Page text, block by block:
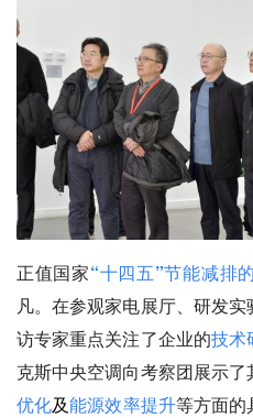
正值国家“十四五”节能减排
凡。在参观家电展厅、研发
访专家重点关注了企业的技术
克斯中央空调向考察团展示了
优化及能源效率提升等方面的